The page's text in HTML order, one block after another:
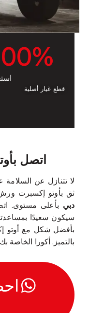
00%
قطع غيار أصلية
اتصل
لا تتنازل عن السلامة
ثق بأوتو إكسبرت
دبي بأعلى مستوى.
سيكون سعيدًا
بأفضل شكل مع أوتو
بالتميز. أكورا